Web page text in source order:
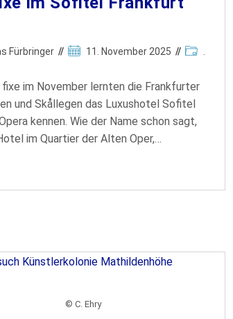
Fürbringer 11. November 2025 .
fixe im November lernten die Frankfurter
und Skållegen das Luxushotel Sofitel
kennen. Wie der Name schon sagt,
im Quartier der Alten Oper,…
© C. Ehry
frankfurt.de